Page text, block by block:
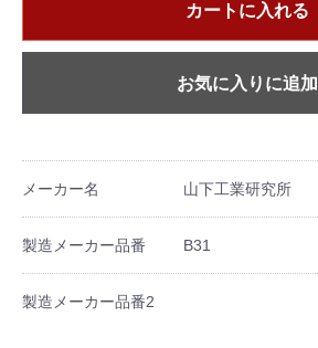
カートに入れる
お気に入りに追加
メーカー名 山下工業研究所
製造メーカー品番 B31
製造メーカー品番2